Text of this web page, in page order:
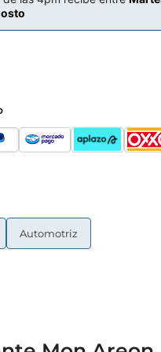
Automotriz